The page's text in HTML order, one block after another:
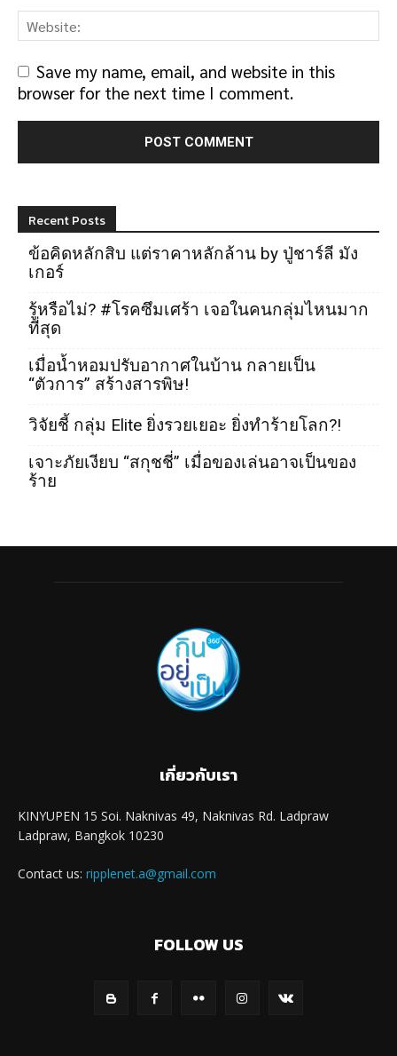
Save my name, email, and website in this
browser for the next time I comment.
Recent Posts
ข้อคิดหลักสิบ แต่ราคาหลักล้าน by ปู่ชาร์ลี มัง
เกอร์
รู้หรือไม่? #โรคซึมเศร้า เจอในคนกลุ่มไหนมาก
ที่สุด
เมื่อน้ำหอมปรับอากาศในบ้าน กลายเป็น
“ตัวการ” สร้างสารพิษ!
วิจัยชี้ กลุ่ม Elite ยิ่งรวยเยอะ ยิ่งทำร้ายโลก?!
เจาะภัยเงียบ “สกุชชี่” เมื่อของเล่นอาจเป็นของ
ร้าย
เกี่ยวกับเรา
KINYUPEN 15 Soi. Naknivas 49, Naknivas Rd. Ladpraw
Ladpraw, Bangkok 10230
Contact us: ripplenet.a@gmail.com
FOLLOW US